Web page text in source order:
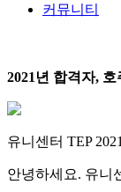
커뮤니티
2021년 합격자,
유니센터 TEP
안녕하세요. 유니